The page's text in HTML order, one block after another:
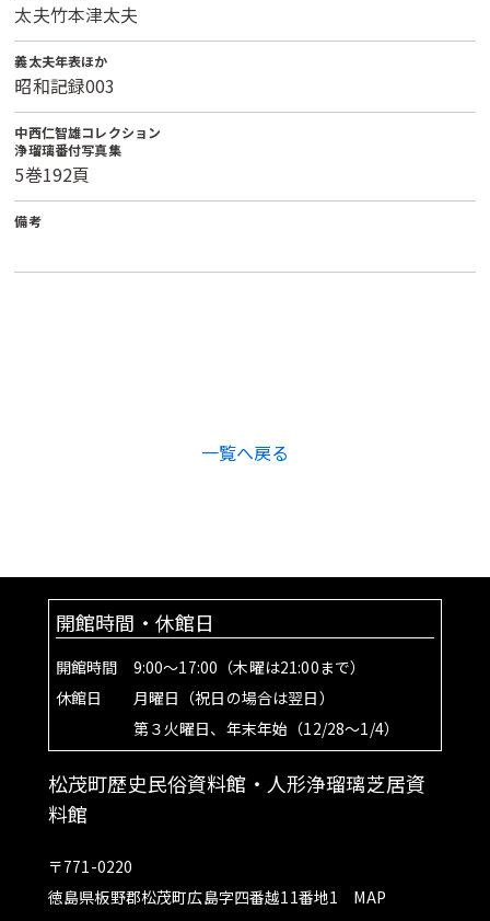
太夫竹本津太夫
義太夫年表ほか
昭和記録003
中西仁智雄コレクション
浄瑠璃番付写真集
5巻192頁
備考
一覧へ戻る
開館時間・休館日
開館時間 9:00～17:00（木曜は21:00まで）
休館日 月曜日（祝日の場合は翌日）
第３火曜日、年末年始（12/28～1/4）
松茂町歴史民俗資料館・人形浄瑠璃芝居資
料館
〒771-0220
徳島県板野郡松茂町広島字四番越11番地1 MAP